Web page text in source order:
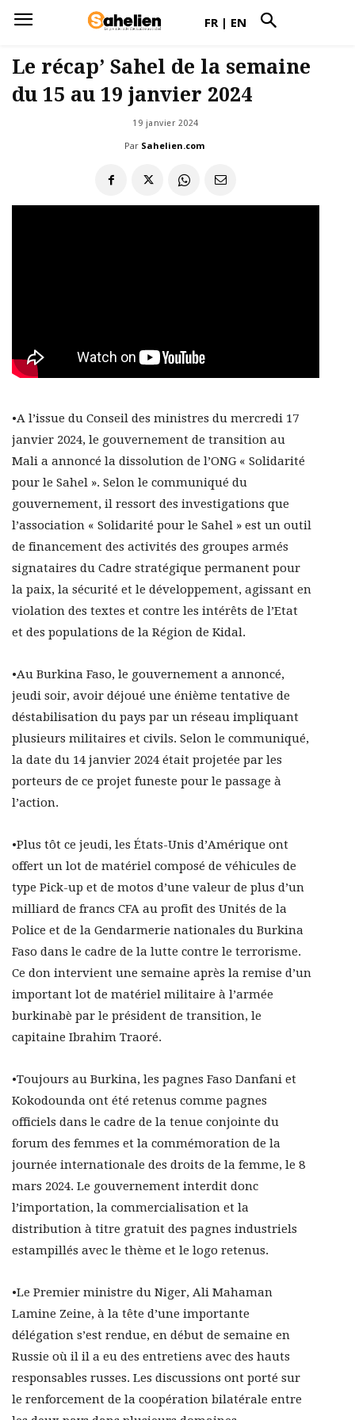
FR | EN
Le récap’ Sahel de la semaine
du 15 au 19 janvier 2024
19 janvier 2024
Par Sahelien.com
•A l’issue du Conseil des ministres du mercredi 17
janvier 2024, le gouvernement de transition au
Mali a annoncé la dissolution de l’ONG « Solidarité
pour le Sahel ». Selon le communiqué du
gouvernement, il ressort des investigations que
l’association « Solidarité pour le Sahel » est un outil
de financement des activités des groupes armés
signataires du Cadre stratégique permanent pour
la paix, la sécurité et le développement, agissant en
violation des textes et contre les intérêts de l’Etat
et des populations de la Région de Kidal.
•Au Burkina Faso, le gouvernement a annoncé,
jeudi soir, avoir déjoué une énième tentative de
déstabilisation du pays par un réseau impliquant
plusieurs militaires et civils. Selon le communiqué,
la date du 14 janvier 2024 était projetée par les
porteurs de ce projet funeste pour le passage à
l’action.
•Plus tôt ce jeudi, les États-Unis d’Amérique ont
offert un lot de matériel composé de véhicules de
type Pick-up et de motos d’une valeur de plus d’un
milliard de francs CFA au profit des Unités de la
Police et de la Gendarmerie nationales du Burkina
Faso dans le cadre de la lutte contre le terrorisme.
Ce don intervient une semaine après la remise d’un
important lot de matériel militaire à l’armée
burkinabè par le président de transition, le
capitaine Ibrahim Traoré.
•Toujours au Burkina, les pagnes Faso Danfani et
Kokodounda ont été retenus comme pagnes
officiels dans le cadre de la tenue conjointe du
forum des femmes et la commémoration de la
journée internationale des droits de la femme, le 8
mars 2024. Le gouvernement interdit donc
l’importation, la commercialisation et la
distribution à titre gratuit des pagnes industriels
estampillés avec le thème et le logo retenus.
•Le Premier ministre du Niger, Ali Mahaman
Lamine Zeine, à la tête d’une importante
délégation s’est rendue, en début de semaine en
Russie où il il a eu des entretiens avec des hauts
responsables russes. Les discussions ont porté sur
le renforcement de la coopération bilatérale entre